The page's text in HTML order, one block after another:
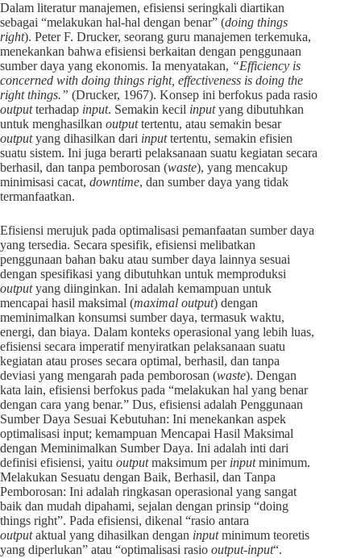
Dalam literatur manajemen, efisiensi seringkali diartikan
sebagai “melakukan hal-hal dengan benar” (doing things
right). Peter F. Drucker, seorang guru manajemen terkemuka,
menekankan bahwa efisiensi berkaitan dengan penggunaan
sumber daya yang ekonomis. Ia menyatakan, “Efficiency is
concerned with doing things right, effectiveness is doing the
right things.” (Drucker, 1967). Konsep ini berfokus pada rasio
outputterhadap input. Semakin kecil inputyang dibutuhkan
untuk menghasilkan outputtertentu, atau semakin besar
outputyang dihasilkan dari inputtertentu, semakin efisien
suatu sistem. Ini juga berarti pelaksanaan suatu kegiatan secara
berhasil, dan tanpa pemborosan (waste), yang mencakup
minimisasi cacat, downtime, dan sumber daya yang tidak
termanfaatkan.
Efisiensi merujuk pada optimalisasi pemanfaatan sumber daya
yang tersedia. Secara spesifik, efisiensi melibatkan
penggunaan bahan baku atau sumber daya lainnya sesuai
dengan spesifikasi yang dibutuhkan untuk memproduksi
outputyang diinginkan. Ini adalah kemampuan untuk
mencapai hasil maksimal (maximal output) dengan
meminimalkan konsumsi sumber daya, termasuk waktu,
energi, dan biaya. Dalam konteks operasional yang lebih luas,
efisiensi secara imperatif menyiratkan pelaksanaan suatu
kegiatan atau proses secara optimal, berhasil, dan tanpa
deviasi yang mengarah pada pemborosan (waste). Dengan
kata lain, efisiensi berfokus pada “melakukan hal yang benar
dengan cara yang benar.” Dus, efisiensi adalah Penggunaan
Sumber Daya Sesuai Kebutuhan: Ini menekankan aspek
optimalisasi input; kemampuan Mencapai Hasil Maksimal
dengan Meminimalkan Sumber Daya. Ini adalah inti dari
definisi efisiensi, yaitu outputmaksimum per inputminimum.
Melakukan Sesuatu dengan Baik, Berhasil, dan Tanpa
Pemborosan: Ini adalah ringkasan operasional yang sangat
baik dan mudah dipahami, sejalan dengan prinsip “doing
things right”. Pada efisiensi, dikenal “rasio antara
outputaktual yang dihasilkan dengan inputminimum teoretis
yang diperlukan” atau “optimalisasi rasio output-input“.